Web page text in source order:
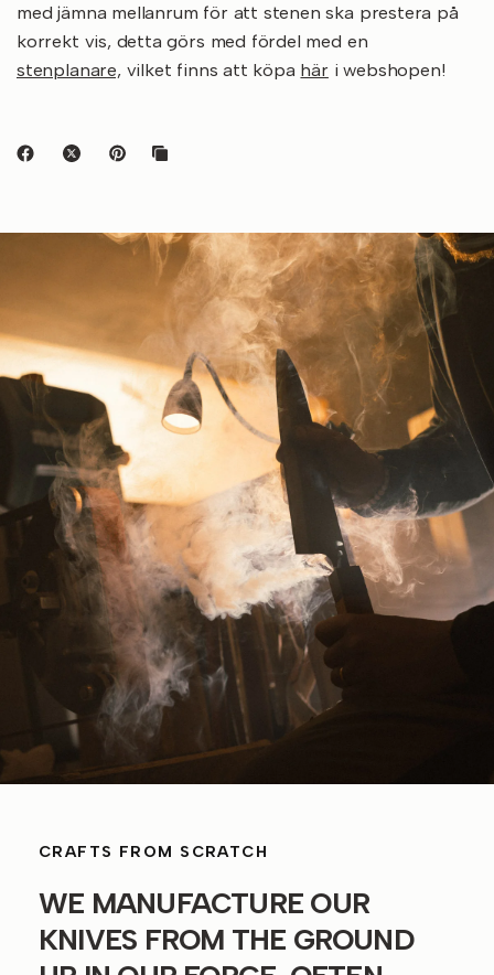
med jämna mellanrum för att stenen ska prestera på
korrekt vis, detta görs med fördel med en
stenplanare, vilket finns att köpa här i webshopen!
CRAFTS FROM SCRATCH
WE MANUFACTURE OUR
KNIVES FROM THE GROUND